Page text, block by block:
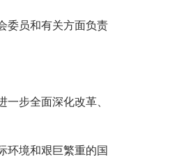
委员和有关方面负责
步全面深化改革、
环境和艰巨繁重的国